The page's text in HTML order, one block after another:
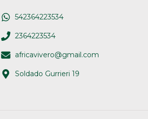
542364223534
2364223534
africavivero@gmail.com
Soldado Gurrieri 19